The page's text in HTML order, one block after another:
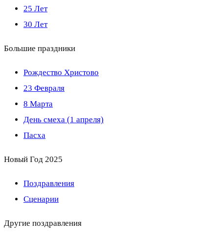
25 Лет
30 Лет
Большие праздники
Рождество Христово
23 Февраля
8 Марта
День смеха (1 апреля)
Пасха
Новый Год 2025
Поздравления
Сценарии
Другие поздравления